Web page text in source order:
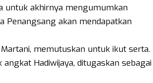
untuk akhirnya mengumumkan
Penangsang akan mendapatkan
memutuskan untuk ikut serta.
Hadiwijaya, ditugaskan sebagai